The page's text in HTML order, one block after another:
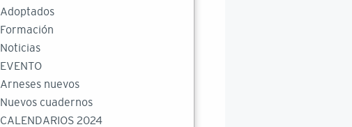
Adoptados
Formación
Noticias
EVENTO
Arneses nuevos
Nuevos cuadernos
CALENDARIOS 2024